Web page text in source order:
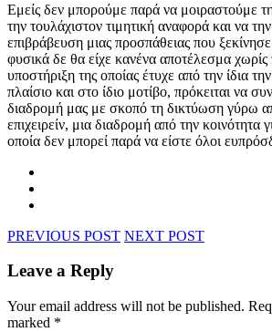
Εμείς δεν μπορούμε παρά να μοιραστούμε
την τουλάχιστον τιμητική αναφορά και να
επιβράβευση μιας προσπάθειας που ξεκίνησε
φυσικά δε θα είχε κανένα αποτέλεσμα χωρίς
υποστήριξη της οποίας έτυχε από την ίδια
πλαίσιο και στο ίδιο μοτίβο, πρόκειται να
διαδρομή μας με σκοπό τη δικτύωση γύρω
επιχειρείν, μια διαδρομή από την κοινότητα
οποία δεν μπορεί παρά να είστε όλοι
PREVIOUS POST NEXT POST
Leave a Reply
Your email address will not be published.
marked *